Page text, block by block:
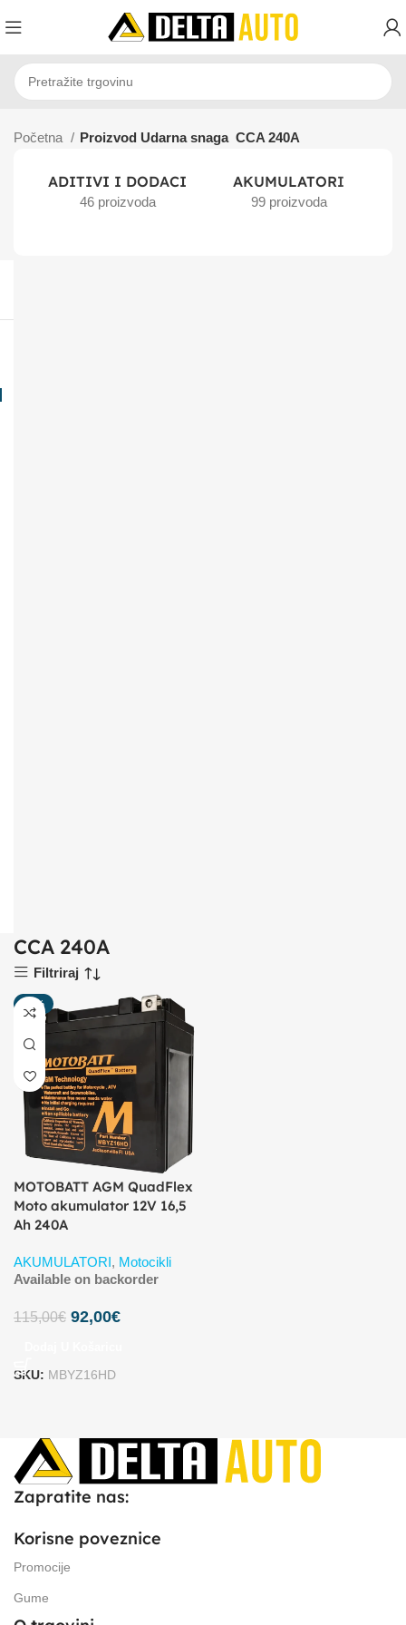
Početna Proizvod Udarna snaga CCA 240A
ADITIVI I DODACI
46 proizvoda
AKUMULATORI
99 proizvoda
CCA 240A
Filtriraj
-20%
MOTOBATT AGM QuadFlex
Moto akumulator 12V 16,5
Ah 240A
AKUMULATORI, Motocikli
Available on backorder
115,00€ 92,00€
SKU: MBYZ16HD
Zapratite nas:
Korisne poveznice
Promocije
Gume